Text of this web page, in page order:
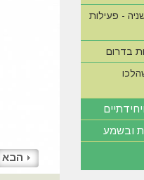
הבא
- פעילות
בדרום
ובשמע